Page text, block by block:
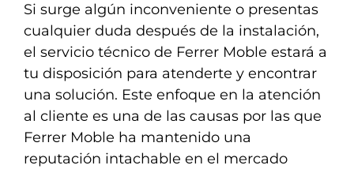
Si surge algún inconveniente o presentas
cualquier duda después de la instalación,
el servicio técnico de Ferrer Moble estará a
tu disposición para atenderte y encontrar
una solución. Este enfoque en la atención
al cliente es una de las causas por las que
Ferrer Moble ha mantenido una
reputación intachable en el mercado